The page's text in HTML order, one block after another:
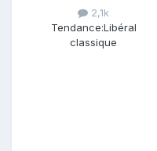
2,1k
Tendance:Libéral
classique